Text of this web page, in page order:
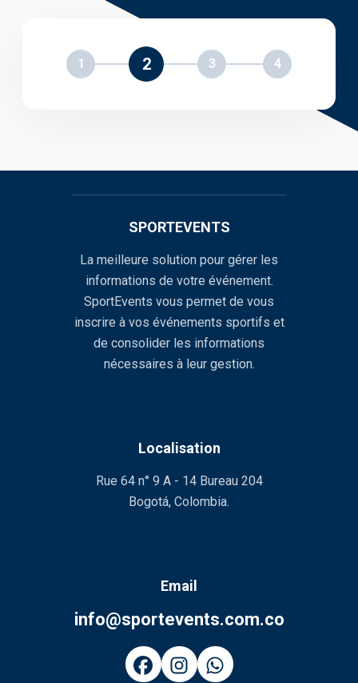
1 2 3 4
SPORTEVENTS
La meilleure solution pour gérer les
informations de votre événement.
SportEvents vous permet de vous
inscrire à vos événements sportifs et
de consolider les informations
nécessaires à leur gestion.
Localisation
Rue 64 n° 9 A - 14 Bureau 204
Bogotá, Colombia.
Email
info@sportevents.com.co